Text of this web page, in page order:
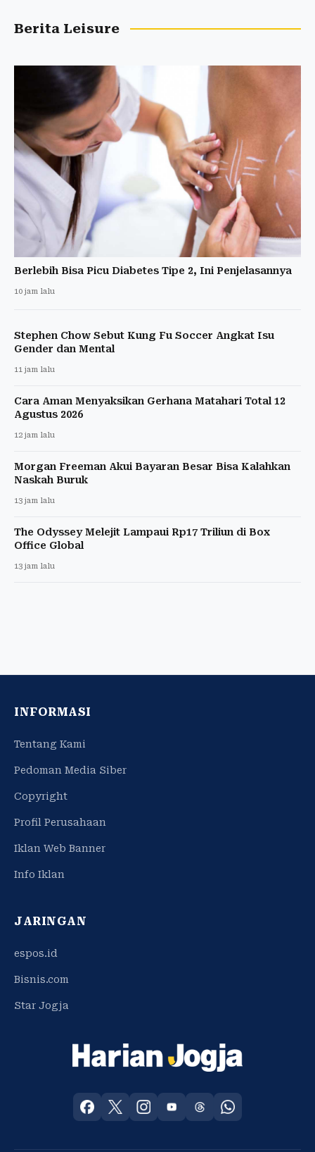
Berita Leisure
Berlebih Bisa Picu Diabetes Tipe 2, Ini Penjelasannya
10 jam lalu
Stephen Chow Sebut Kung Fu Soccer Angkat Isu
Gender dan Mental
11 jam lalu
Cara Aman Menyaksikan Gerhana Matahari Total 12
Agustus 2026
12 jam lalu
Morgan Freeman Akui Bayaran Besar Bisa Kalahkan
Naskah Buruk
13 jam lalu
The Odyssey Melejit Lampaui Rp17 Triliun di Box
Office Global
13 jam lalu
INFORMASI
Tentang Kami
Pedoman Media Siber
Copyright
Profil Perusahaan
Iklan Web Banner
Info Iklan
JARINGAN
espos.id
Bisnis.com
Star Jogja